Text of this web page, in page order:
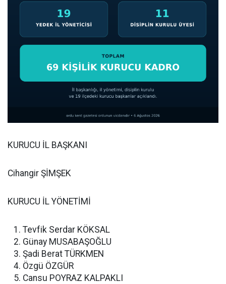
KURUCU İL BAŞKANI
Cihangir ŞİMŞEK
KURUCU İL YÖNETİMİ
Tevfik Serdar KÖKSAL
Günay MUSABAŞOĞLU
Şadi Berat TÜRKMEN
Özgü ÖZGÜR
Cansu POYRAZ KALPAKLI